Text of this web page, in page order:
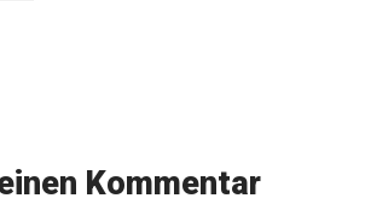
Kommentar